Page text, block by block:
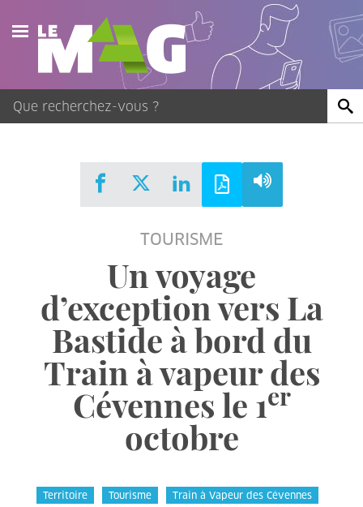
Actualités
Agenda
Publications
TOURISME
Un voyage
d’exception vers La
Bastide à bord du
Train à vapeur des
Cévennes le 1er
octobre
Territoire Tourisme Train à Vapeur des Cévennes